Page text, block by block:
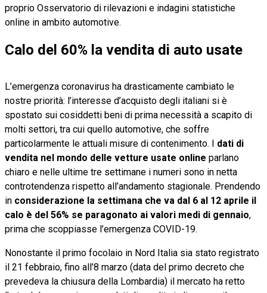
proprio Osservatorio di rilevazioni e indagini statistiche
online in ambito automotive.
Calo del 60% la vendita di auto usate
L’emergenza coronavirus ha drasticamente cambiato le
nostre priorità: l’interesse d’acquisto degli italiani si è
spostato sui cosiddetti beni di prima necessità a scapito di
molti settori, tra cui quello automotive, che soffre
particolarmente le attuali misure di contenimento. I dati di
vendita nel mondo delle vetture usate online parlano
chiaro e nelle ultime tre settimane i numeri sono in netta
controtendenza rispetto all’andamento stagionale. Prendendo
in considerazione la settimana che va dal 6 al 12 aprile il
calo è del 56% se paragonato ai valori medi di gennaio,
prima che scoppiasse l’emergenza COVID-19.
Nonostante il primo focolaio in Nord Italia sia stato registrato
il 21 febbraio, fino all’8 marzo (data del primo decreto che
prevedeva la chiusura della Lombardia) il mercato ha retto